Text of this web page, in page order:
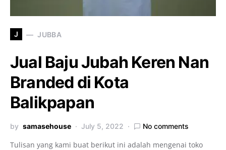
J JUBBA
Jual Baju Jubah Keren Nan
Branded di Kota
Balikpapan
by samasehouse July 5, 2022 No comments
Tulisan yang kami buat berikut ini adalah mengenai toko